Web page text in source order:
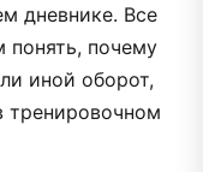
дневнике. Все
понять, почему
иной оборот,
тренировочном